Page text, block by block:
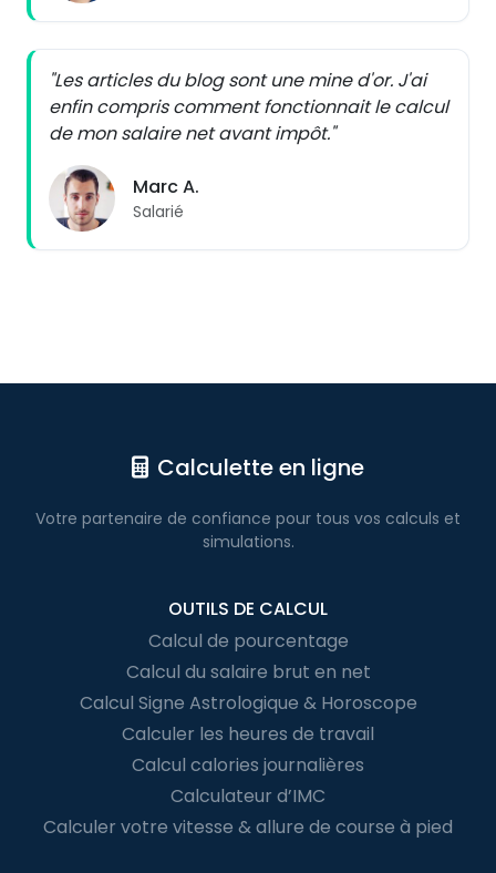
"Les articles du blog sont une mine d'or. J'ai
enfin compris comment fonctionnait le calcul
de mon salaire net avant impôt."
Marc A.
Salarié
Calculette en ligne
Votre partenaire de confiance pour tous vos calculs et
simulations.
OUTILS DE CALCUL
Calcul de pourcentage
Calcul du salaire brut en net
Calcul Signe Astrologique & Horoscope
Calculer les heures de travail
Calcul calories journalières
Calculateur d’IMC
Calculer votre vitesse & allure de course à pied